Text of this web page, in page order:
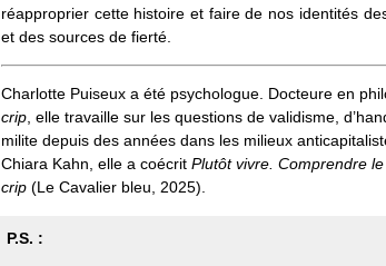
réapproprier cette histoire et faire de nos identités
et des sources de fierté.
Charlotte Puiseux a été psychologue. Docteure en
crip, elle travaille sur les questions de validisme,
milite depuis des années dans les milieux
Chiara Kahn, elle a coécrit Plutôt vivre. Comprendre
crip (Le Cavalier bleu, 2025).
P.S. :